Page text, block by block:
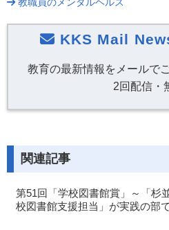
KKS Mail
教育の最新情報をメールで
2回配信・
関連記事
第51回「学校図書館賞」～「
校図書館支援担当」が実践の部